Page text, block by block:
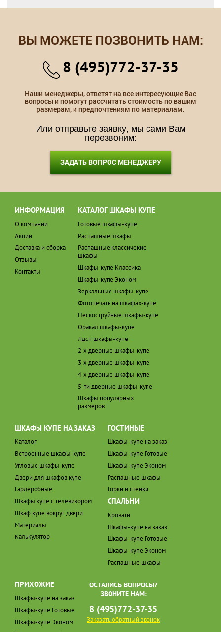
ВЫ МОЖЕТЕ ПОЗВОНИТЬ НАМ:
8 (495)772-37-35
Наши менеджеры, ответят на все интересующие Вас
вопросы и помогут рассчитать стоимость по вашим
размерам, и предпочтениям по материалам.
Или отправьте заявку, мы сами Вам
перезвоним:
ЗАДАТЬ ВОПРОС МЕНЕДЖЕРУ
ИНФОРМАЦИЯ
О компании
Акции
Доставка и сборка
Отзывы
Контакты
КАТАЛОГ ШКАФЫ КУПЕ
Готовые шкафы-купе
Распашные шкафы
Распашные классичекие
шкафы
Шкафы-купе Классика
Шкафы-купе Эконом
Зеркальные шкафы-купе
Фотопечать на шкафах-купе
Пескоструйные шкафы-купе
Оракал шкафы-купе
Лдсп шкафы-купе
2-х дверные шкафы-купе
3-х дверные шкафы-купе
4-х дверные шкафы-купе
5-ти дверные шкафы-купе
Шкафы популярных
размеров
ШКАФЫ КУПЕ НА ЗАКАЗ
Каталог
Встроенные шкафы-купе
Угловые шкафы-купе
Двери для шкафов купе
Гардеробные
Шкафы купе с телевизором
Шкаф купе вокруг двери
Материалы
Калькулятор
ГОСТИНЫЕ
Шкафы-купе на заказ
Шкафы-купе Готовые
Шкафы-купе Эконом
Распашные шкафы
Горки и стенки
СПАЛЬНИ
Кровати
Шкафы-купе на заказ
Шкафы-купе Готовые
Шкафы-купе Эконом
Распашные шкафы
ПРИХОЖИЕ
Шкафы-купе на заказ
Шкафы-купе Готовые
Шкафы-купе Эконом
ОСТАЛИСЬ ВОПРОСЫ?
ЗВОНИТЕ НАМ:
8 (495)772-37-35
Заказать обратный звонок